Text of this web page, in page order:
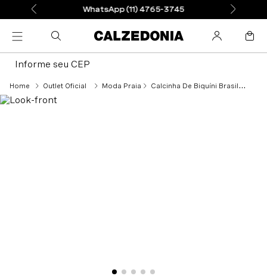
WhatsApp (11) 4765-3745
Informe seu CEP
Outlet Oficial Moda Praia Calcinha De Biquíni Brasileira Com Laços White Waves - Branco